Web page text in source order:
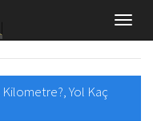
Kilometre?, Yol Kaç